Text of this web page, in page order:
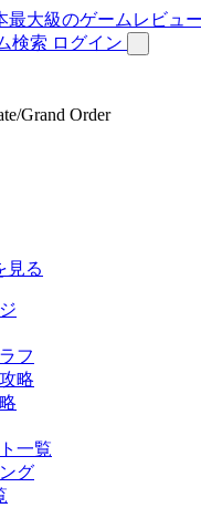
検索 ログイン
Grand Order
見る
フ
略
一覧
グ